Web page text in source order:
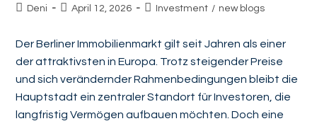
Deni April 12, 2026 Investment / new blogs
Der Berliner Immobilienmarkt gilt seit Jahren als einer
der attraktivsten in Europa. Trotz steigender Preise
und sich verändernder Rahmenbedingungen bleibt die
Hauptstadt ein zentraler Standort für Investoren, die
langfristig Vermögen aufbauen möchten. Doch eine